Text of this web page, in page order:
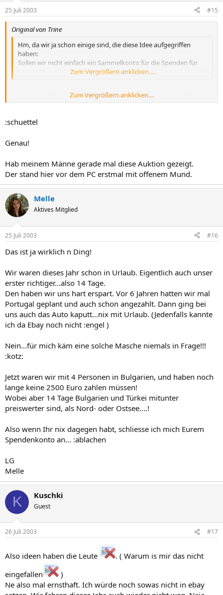
25 Juli 2003 #15
Original von Trine
Hm, da wir ja schon einige sind, die diese Idee aufgegriffen
haben:
Sollen wir nicht einfach ein Sammelkonto für die Spenden für
Zum Vergrößern anklicken....
Genau ! Und die Endsumme teilen wir uns dann - wenn wir Glück
haben, können wir uns am Ende vielleicht wenigstens die
finanzieren. :rofl
LG
Zum Vergrößern anklicken....
:schuettel
Genau!
Hab meinem Männe gerade mal diese Auktion gezeigt.
Der stand hier vor dem PC erstmal mit offenem Mund.
Melle
Aktives Mitglied
25 Juli 2003 #16
Das ist ja wirklich n Ding!
Wir waren dieses Jahr schon in Urlaub. Eigentlich auch unser
erster richtiger...also 14 Tage.
Den haben wir uns hart erspart. Vor 6 Jahren hatten wir mal
Portugal geplant und auch schon angezahlt. Dann ging bei
uns auch das Auto kaputt...nix mit Urlaub. (Jedenfalls kannte
ich da Ebay noch nicht :engel )
Nein...für mich käm eine solche Masche niemals in Frage!!!
:kotz:
Jetzt waren wir mit 4 Personen in Bulgarien, und haben noch
lange keine 2500 Euro zahlen müssen!
Wobei aber 14 Tage Bulgarien und Türkei mitunter
preiswerter sind, als Nord- oder Ostsee....!
Also wenn Ihr nix dagegen habt, schliesse ich mich Eurem
Spendenkonto an... :ablachen
LG
Melle
K Kuschki
Guest
26 Juli 2003 #17
Also ideen haben die Leute
. ( Warum is mir das nicht
eingefallen
)
Ne also mal ernsthaft. Ich würde noch sowas nicht in ebay